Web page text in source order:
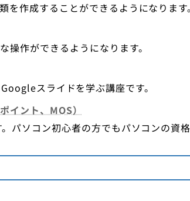
作成することができるようになります。
作ができるようになります。
スライドを学ぶ講座です。
イント、MOS）
パソコン初心者の方でもパソコンの資格